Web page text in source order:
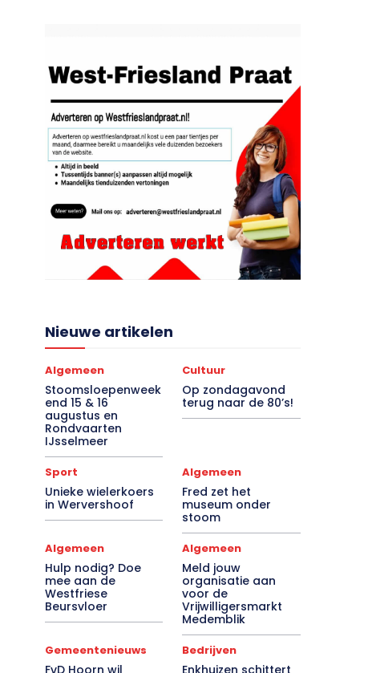
Nieuwe artikelen
Algemeen
Stoomsloepenweek
end 15 & 16
augustus en
Rondvaarten
IJsselmeer
Cultuur
Op zondagavond
terug naar de 80’s!
Sport
Unieke wielerkoers
in Wervershoof
Algemeen
Fred zet het
museum onder
stoom
Algemeen
Hulp nodig? Doe
mee aan de
Westfriese
Beursvloer
Algemeen
Meld jouw
organisatie aan
voor de
Vrijwilligersmarkt
Medemblik
Gemeentenieuws
FvD Hoorn wil
Bedrijven
Enkhuizen schittert